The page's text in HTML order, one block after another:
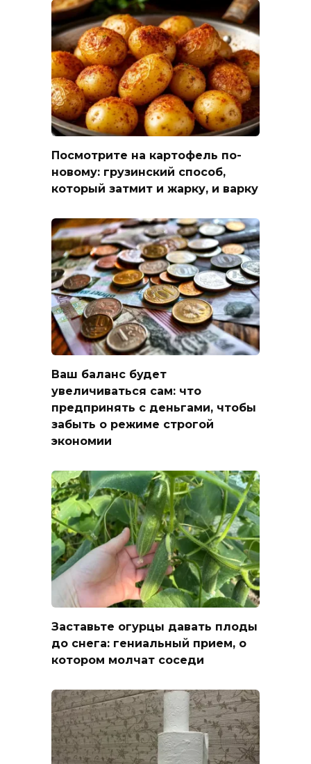
Посмотрите на картофель по-
новому: грузинский способ,
который затмит и жарку, и варку
Ваш баланс будет
увеличиваться сам: что
предпринять с деньгами, чтобы
забыть о режиме строгой
экономии
Заставьте огурцы давать плоды
до снега: гениальный прием, о
котором молчат соседи